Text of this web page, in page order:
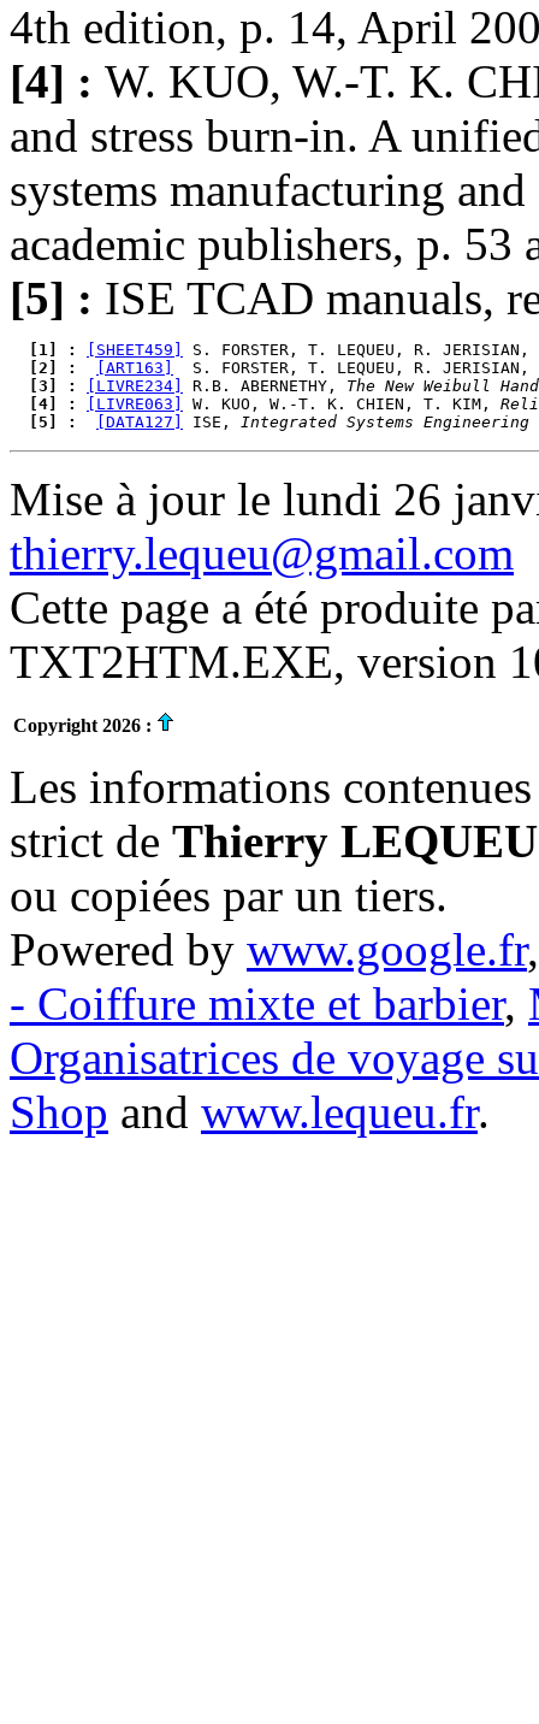
4th edition, p. 14, April
[4] : W. KUO, W.-T. K.
and stress burn-in. A
systems manufacturing
academic publishers, p. 53
[5] : ISE TCAD manuals,
  [1] :
[SHEET459]
S. FORSTER, T. LEQUEU, R. JERISIAN,
  [2] :
[ART163]
  S. FORSTER, T. LEQUEU, R. JERISIAN,
  [3] :
[LIVRE234] R.B. ABERNETHY, The New Weibull
  [4] :
[LIVRE063] W. KUO, W.-T. K. CHIEN, T. KIM,
  [5] :
[DATA127] ISE, Integrated Systems Engineering
Mise à jour le lundi 26
thierry.lequeu@gmail.com
Cette page a été produite
TXT2HTM.EXE, version
Copyright 2026 :
Les informations
strict de Thierry LEQUEU
ou copiées par un tiers.
Powered by www.google.fr
- Coiffure mixte et barbier,
Organisatrices de voyage
Shop and www.lequeu.fr.